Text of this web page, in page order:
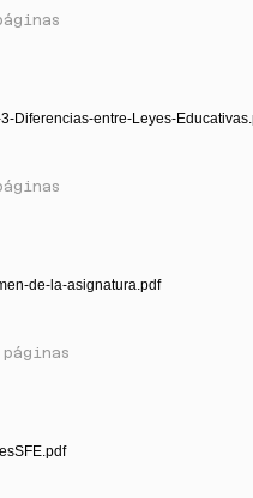
Diferencias-entre-Leyes-
de-la-asignatura.pdf